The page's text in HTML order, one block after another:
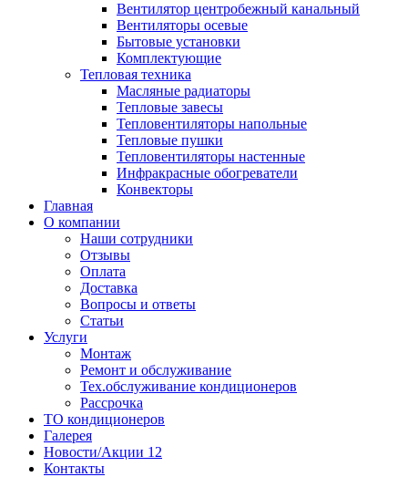
Вентилятор центробежный канальный
Вентиляторы осевые
Бытовые установки
Комплектующие
Тепловая техника
Масляные радиаторы
Тепловые завесы
Тепловентиляторы напольные
Тепловые пушки
Тепловентиляторы настенные
Инфракрасные обогреватели
Конвекторы
Главная
О компании
Наши сотрудники
Отзывы
Оплата
Доставка
Вопросы и ответы
Статьи
Услуги
Монтаж
Ремонт и обслуживание
Тех.обслуживание кондиционеров
Рассрочка
ТО кондиционеров
Галерея
Новости/Акции 12
Контакты